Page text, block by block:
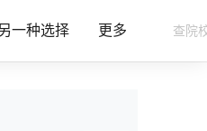
一种选择 更多